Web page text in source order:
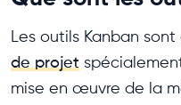
Les outils Kanban sont
de projet
mise en œuvre de la